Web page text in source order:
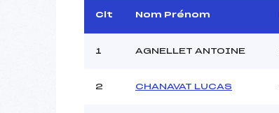
Dir. Epreuve :
Clt Nom Prénom
1 AGNELLET ANTOINE
2 CHANAVAT LUCAS